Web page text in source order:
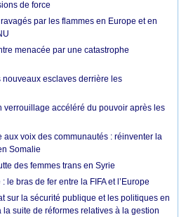
de force
par les flammes en Europe et en
menacée par une catastrophe
esclaves derrière les
verrouillage accéléré du pouvoir après les
aux voix des communautés : réinventer la
Somalie
des femmes trans en Syrie
le bras de fer entre la FIFA et l’Europe
sur la sécurité publique et les politiques en
suite de réformes relatives à la gestion